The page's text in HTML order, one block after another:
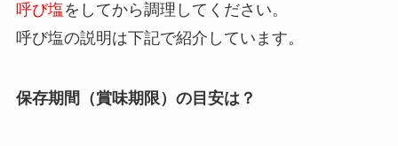
呼び塩をしてから調理してください。
呼び塩の説明は下記で紹介しています。
保存期間（賞味期限）の目安は？